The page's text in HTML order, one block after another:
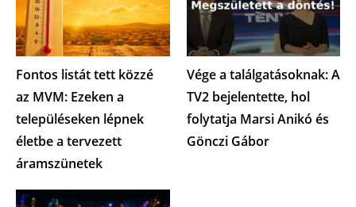
Fontos listát tett közzé
az MVM: Ezeken a
településeken lépnek
életbe a tervezett
áramszünetek
Vége a találgatásoknak: A
TV2 bejelentette, hol
folytatja Marsi Anikó és
Gönczi Gábor